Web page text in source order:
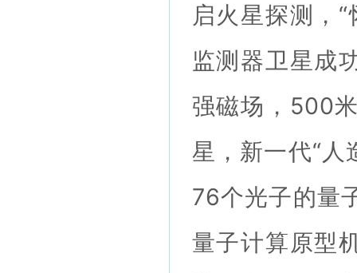
启火星探测，
监测器卫星成
强磁场，500
星，新一代“人
76个光子的量
量子计算原型